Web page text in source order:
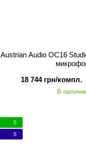
Austrian Audio OC16
18 744 грн/компл.
В
5
5